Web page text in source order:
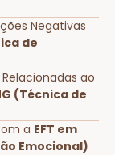
Negativas
de
ao
(Técnica de
a EFT em
Emocional)